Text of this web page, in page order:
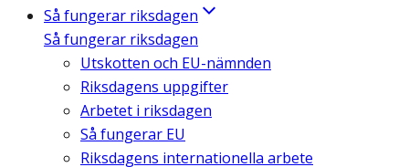
Så fungerar riksdagen
Så fungerar riksdagen
Utskotten och EU-nämnden
Riksdagens uppgifter
Arbetet i riksdagen
Så fungerar EU
Riksdagens internationella arbete